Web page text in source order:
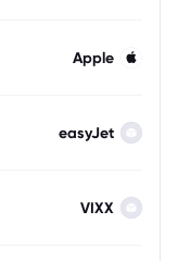
Apple
easyJet
VIXX